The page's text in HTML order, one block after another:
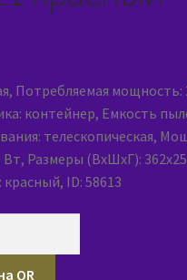
Потребляемая мощность:
контейнер, Емкость
телескопическая,
Вт, Размеры (ВxШxГ):
красный, ID: 58613
QR